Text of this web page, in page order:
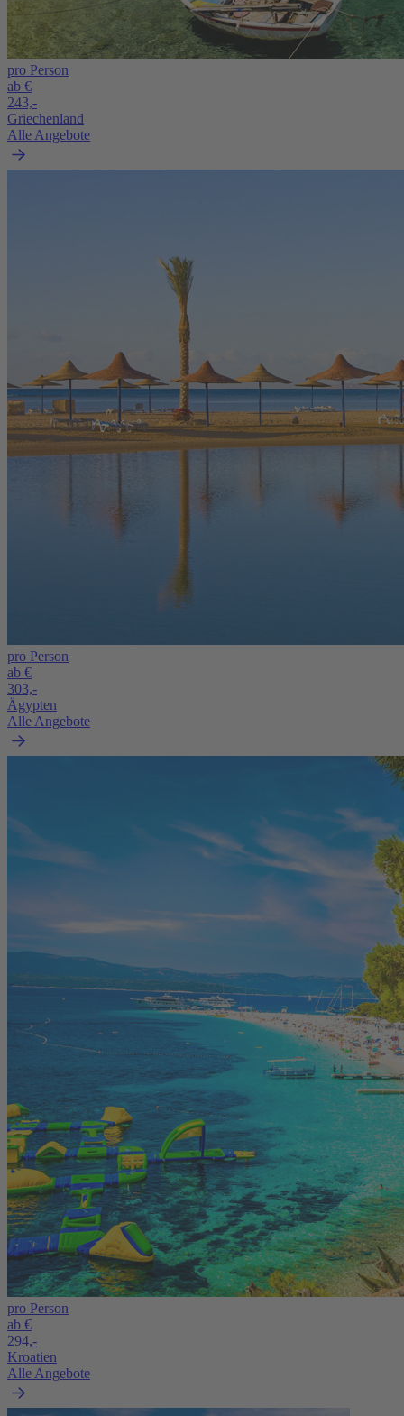
pro Person
ab €
243,-
Griechenland
Alle Angebote
pro Person
ab €
303,-
Ägypten
Alle Angebote
pro Person
ab €
294,-
Kroatien
Alle Angebote